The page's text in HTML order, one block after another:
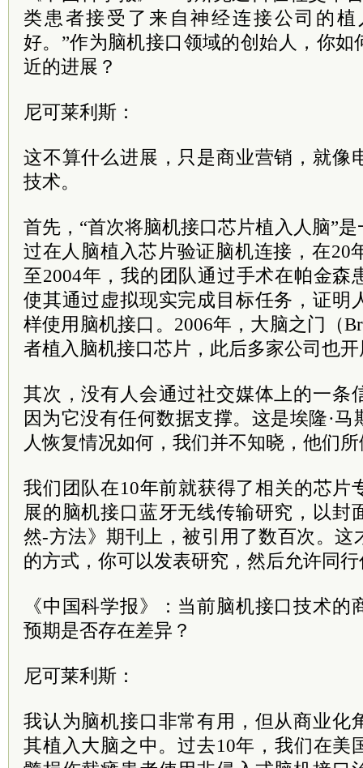
类患者接受了来自神经连接公司的
好。”作为脑机接口领域的创始人，你
近的进展？
尼可莱利斯：
这不算什么进展，只是商业营销，就像
技术。
首先，“首次将脑机接口芯片植入人脑”
过在人脑植入芯片验证脑机连接，在20
至2004年，我的团队通过手术在帕金森
使其通过虚拟现实完成目标任务，证明
样使用脑机接口。2006年，大脑之门（
者植入脑机接口芯片，此后多家公司也
其次，没有人会通过社交媒体上的一条
因为它没有任何数据支撑。这是埃隆·
人恢复情况如何，我们并不知晓，他们
我们团队在10年前就获得了相关的芯片
展的脑机接口蓝牙无线传输研究，以封
然-方法》期刊上，被引用了数百次。这
的方式，你可以发表研究，然后允许同
《中国科学报》：当前脑机接口技术
预期是否存在差异？
尼可莱利斯：
我认为脑机接口非常有用，但从商业化
其植入大脑之中。过去10年，我们在美